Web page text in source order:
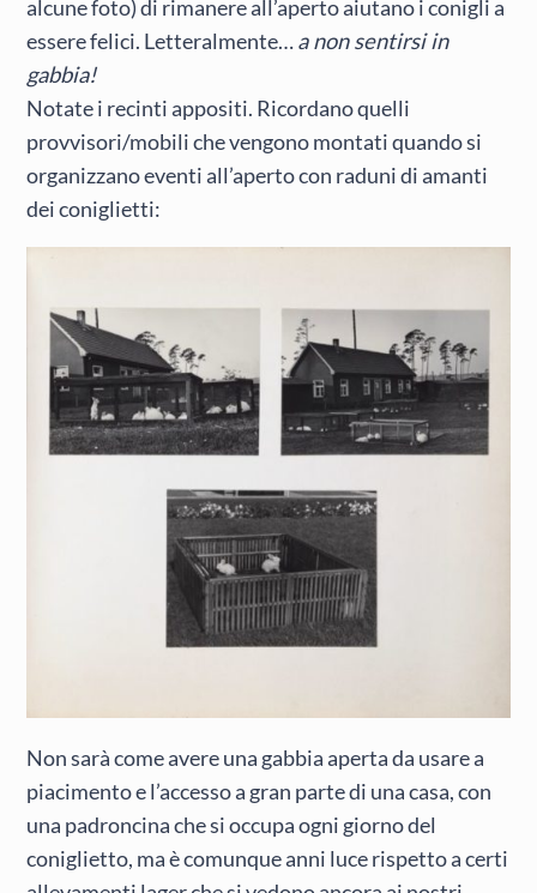
alcune foto) di rimanere all’aperto aiutano i conigli a
essere felici. Letteralmente…a non sentirsi in
gabbia!
Notate i recinti appositi. Ricordano quelli
provvisori/mobili che vengono montati quando si
organizzano eventi all’aperto con raduni di amanti
dei coniglietti:
Non sarà come avere una gabbia aperta da usare a
piacimento e l’accesso a gran parte di una casa, con
una padroncina che si occupa ogni giorno del
coniglietto, ma è comunque anni luce rispetto a certi